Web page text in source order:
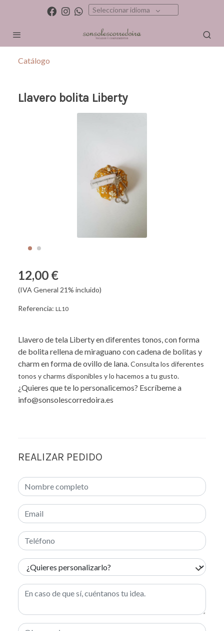
Seleccionar idioma
Catálogo
Llavero bolita Liberty
12,00 €
(IVA General 21% incluido)
Referencia: LL10
Llavero de tela Liberty en diferentes tonos, con forma
de bolita rellena de miraguano con cadena de bolitas y
charm en forma de ovillo de lana. Consulta los diferentes
tonos y charms disponibles y lo hacemos a tu gusto.
¿Quieres que te lo personalicemos? Escríbeme a
info@sonsolescorredoira.es
REALIZAR PEDIDO